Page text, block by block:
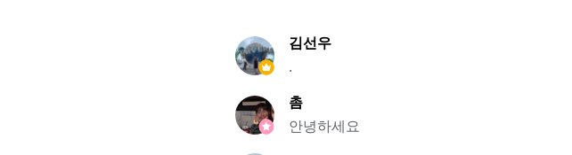
김선우
.
촘
안녕하세요